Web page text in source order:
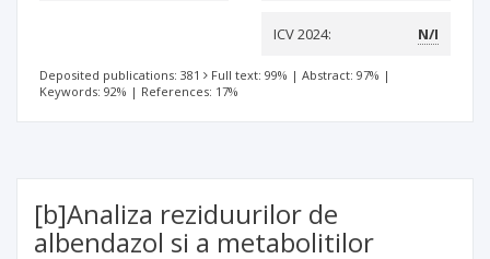
ICV 2024: N/I
Deposited publications: 381 Full text: 99% | Abstract: 97% |
Keywords: 92% | References: 17%
[b]Analiza reziduurilor de
albendazol si a metabolitilor